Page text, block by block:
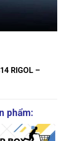
RIGOL –
phẩm: